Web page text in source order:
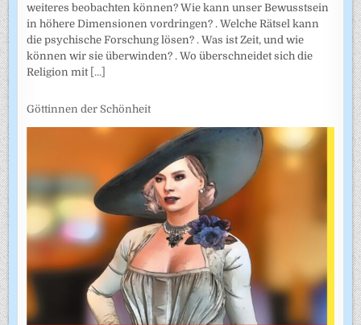
weiteres beobachten können? Wie kann unser Bewusstsein
in höhere Dimensionen vordringen? . Welche Rätsel kann
die psychische Forschung lösen? . Was ist Zeit, und wie
können wir sie überwinden? . Wo überschneidet sich die
Religion mit [...]
Göttinnen der Schönheit